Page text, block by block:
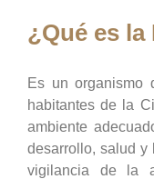
¿Qué es la
Es un organismo
habitantes de la
ambiente
desarrollo, salud y
vigilancia de la